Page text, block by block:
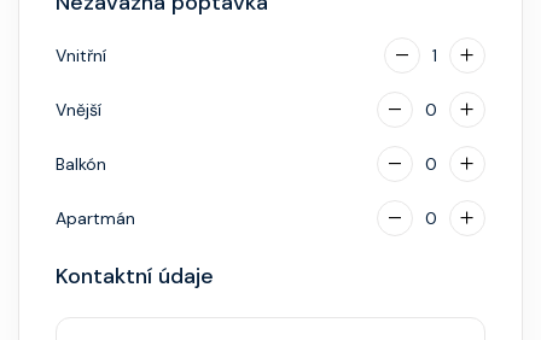
napojenou na vaši kreditní kartu nebo přes složenou
hotovostní zálohu.
Vnitřní 1
Vnější 0
Balkón 0
Apartmán 0
Kontaktní údaje